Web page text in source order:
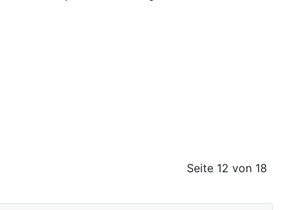
Seite 12 von 18